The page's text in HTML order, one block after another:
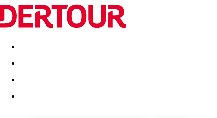
Destinatii Vacanta perfecta OFERTE DE NERATAT